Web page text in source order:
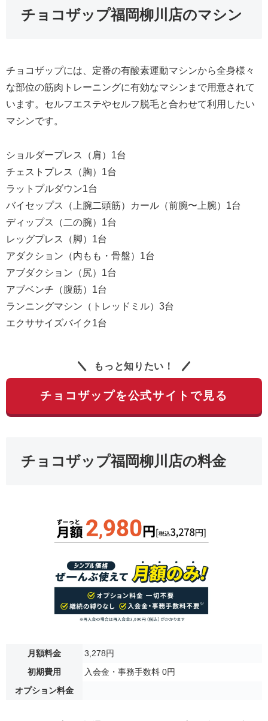
チョコザップ福岡柳川店のマシン
チョコザップには、定番の有酸素運動マシンから全身様々
な部位の筋肉トレーニングに有効なマシンまで用意されて
います。セルフエステやセルフ脱毛と合わせて利用したい
マシンです。
ショルダープレス（肩）1台
チェストプレス（胸）1台
ラットプルダウン1台
バイセップス（上腕二頭筋）カール（前腕〜上腕）1台
ディップス（二の腕）1台
レッグプレス（脚）1台
アダクション（内もも・骨盤）1台
アブダクション（尻）1台
アブベンチ（腹筋）1台
ランニングマシン（トレッドミル）3台
エクササイズバイク1台
もっと知りたい！
チョコザップを公式サイトで見る
チョコザップ福岡柳川店の料金
月額料金
3,278円
初期費用
入会金・事務手数料 0円
オプション料金